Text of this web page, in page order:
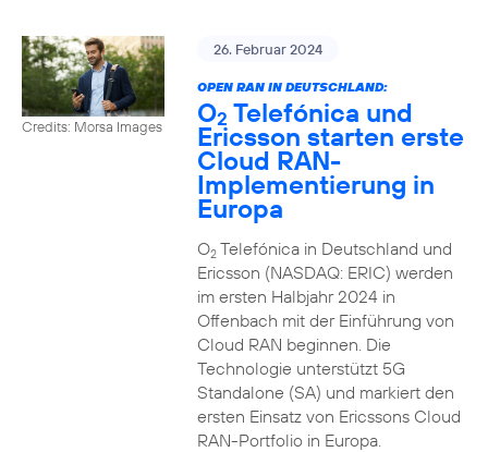
Credits: Morsa Images
26. Februar 2024
OPEN RAN IN DEUTSCHLAND:
O2 Telefónica und
Ericsson starten erste
Cloud RAN-
Implementierung in
Europa
O2Telefónica in Deutschland und
Ericsson (NASDAQ: ERIC) werden
im ersten Halbjahr 2024 in
Offenbach mit der Einführung von
Cloud RAN beginnen. Die
Technologie unterstützt 5G
Standalone (SA) und markiert den
ersten Einsatz von Ericssons Cloud
RAN-Portfolio in Europa.